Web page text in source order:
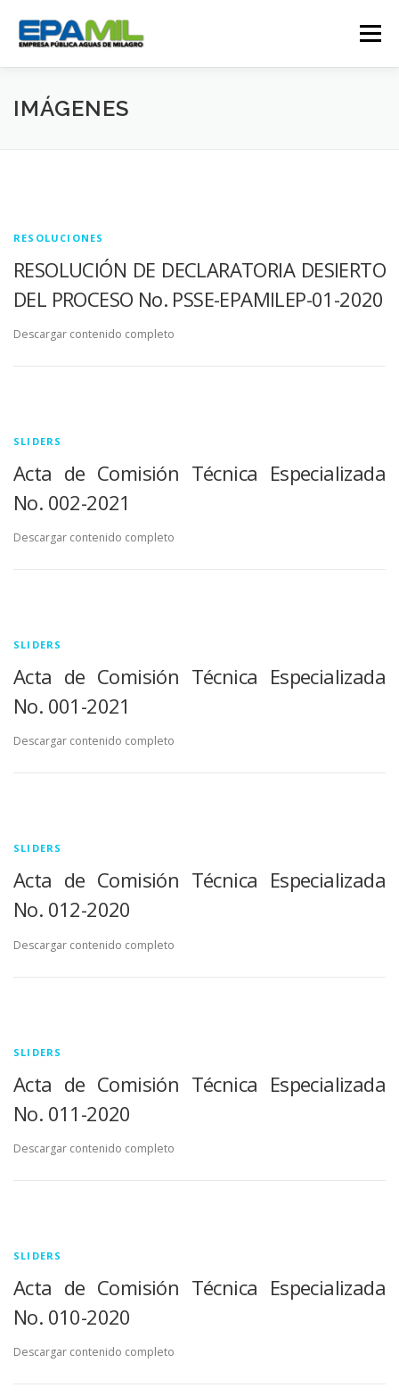
contenido
Menú
CONÓCENOS
GESTIÓN OPERATIVA
TRABAJA CON NOSOTROS SERVICIOS
IMÁGENES
RESOLUCIONES
RESOLUCIÓN DE DECLARATORIA DESIERTO
DEL PROCESO No. PSSE-EPAMILEP-01-2020
Descargar contenido completo
SLIDERS
Acta de Comisión Técnica Especializada
No. 002-2021
Descargar contenido completo
SLIDERS
Acta de Comisión Técnica Especializada
No. 001-2021
Descargar contenido completo
SLIDERS
Acta de Comisión Técnica Especializada
No. 012-2020
Descargar contenido completo
SLIDERS
Acta de Comisión Técnica Especializada
No. 011-2020
Descargar contenido completo
SLIDERS
Acta de Comisión Técnica Especializada
No. 010-2020
Descargar contenido completo